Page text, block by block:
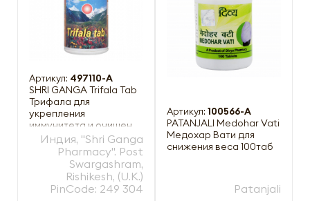
Артикул: 497110-A
SHRI GANGA Trifala Tab
Трифала для
укрепления
иммунитета и очищения
организма 200таб
Индия, "Shri Ganga
Pharmacy". Post
Swargashram,
Rishikesh, (U.K.)
PinCode: 249 304
Артикул: 100566-A
PATANJALI Medohar Vati
Медохар Вати для
снижения веса 100таб
Patanjali